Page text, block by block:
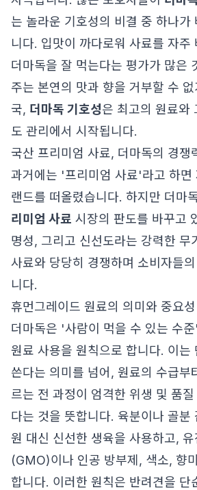
는 놀라운 기호성의 비결 중 하나가
니다. 입맛이 까다로워 사료를 자주
더마독을 잘 먹는다는 평가가 많은
주는 본연의 맛과 향을 거부할 수
국, 더마독 기호성은 최고의 원료와
도 관리에서 시작됩니다.
국산 프리미엄 사료, 더마독의 경쟁
과거에는 '프리미엄 사료'라고 하면
랜드를 떠올렸습니다. 하지만 더마
리미엄 사료 시장의 판도를 바꾸고
명성, 그리고 신선도라는 강력한 무
사료와 당당히 경쟁하며 소비자들
니다.
휴먼그레이드 원료의 의미와 중요성
더마독은 '사람이 먹을 수 있는 수
원료 사용을 원칙으로 합니다. 이는
쓴다는 의미를 넘어, 원료의 수급부
르는 전 과정이 엄격한 위생 및 품
다는 것을 뜻합니다. 육분이나 골분
원 대신 신선한 생육을 사용하고,
(GMO)이나 인공 방부제, 색소, 향
합니다. 이러한 원칙은 반려견을 단